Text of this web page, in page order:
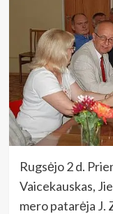
Rugsėjo 2 d.
Vaicekauskas,
mero patarėja J.